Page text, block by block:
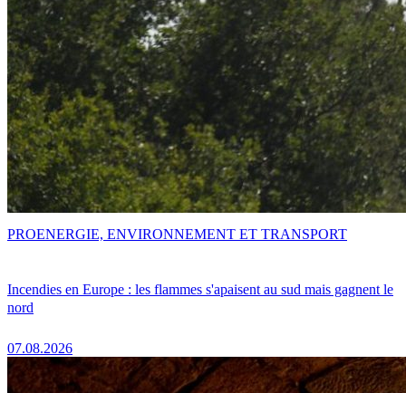
Incendies en Europe : les flammes s'apaisent au sud mais gagnent le
nord
07.08.2026
PROENERGIE, ENVIRONNEMENT ET TRANSPORT